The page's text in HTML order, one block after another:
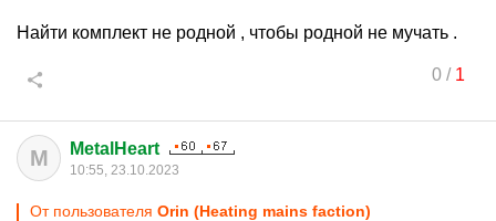
Найти комплект не родной , чтобы родной не мучать .
0/ 1
M MetalHeart
10:55, 23.10.2023
От пользователя Orin (Heating mains faction)